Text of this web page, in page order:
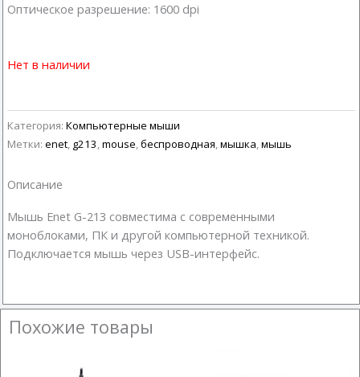
Оптическое разрешение: 1600 dpi
Нет в наличии
Категория: Компьютерные мыши
Метки: enet, g213,mouse,беспроводная,мышка,мышь
Описание
Мышь Enet G-213 совместима с современными
моноблоками, ПК и другой компьютерной техникой.
Подключается мышь через USB-интерфейс.
Похожие товары